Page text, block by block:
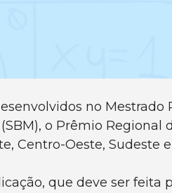
no
o Prêmio Regional
Centro-Oeste, Sudeste e
que deve ser feita